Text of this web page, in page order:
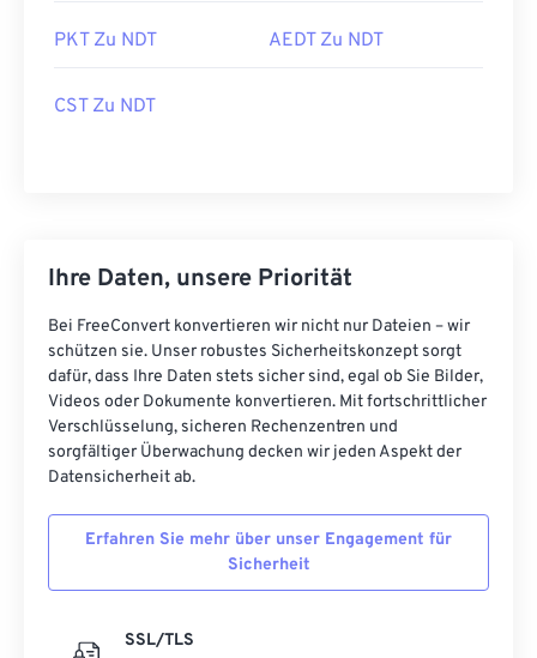
PKT Zu NDT AEDT Zu NDT
CST Zu NDT
Ihre Daten, unsere Priorität
Bei FreeConvert konvertieren wir nicht nur Dateien – wir
schützen sie. Unser robustes Sicherheitskonzept sorgt
dafür, dass Ihre Daten stets sicher sind, egal ob Sie Bilder,
Videos oder Dokumente konvertieren. Mit fortschrittlicher
Verschlüsselung, sicheren Rechenzentren und
sorgfältiger Überwachung decken wir jeden Aspekt der
Datensicherheit ab.
Erfahren Sie mehr über unser Engagement für
Sicherheit
SSL/TLS